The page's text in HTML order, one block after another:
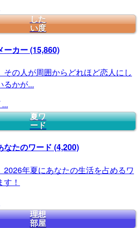
した
い度
ーカー(15,860)
その人が周囲からどれほど恋人にし
るかが...
...
夏ワ
ード
なたのワード (4,200)
2026年夏にあなたの生活を占めるワ
！
理想
部屋